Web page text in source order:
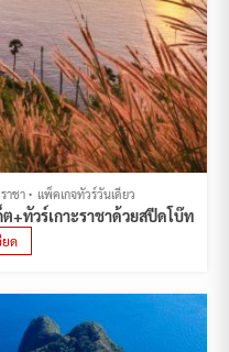
าชา แพ็คเกจทัวร์วันเดียว
ต+ทัวร์เกาะราชาด้วยสปีดโบ๊ท
ยด